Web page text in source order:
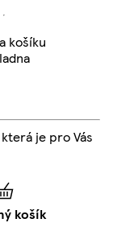
cena košíku
košíku
je pro Vás
košík